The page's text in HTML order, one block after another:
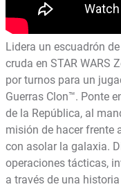
Lidera un escuadrón
cruda en STAR WARS
por turnos para un
Guerras Clon™. Ponte
de la República, al
misión de hacer frente
con asolar la galaxia.
operaciones tácticas,
a través de una